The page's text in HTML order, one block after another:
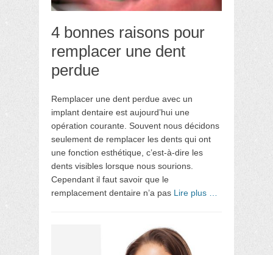
4 bonnes raisons pour
remplacer une dent
perdue
Remplacer une dent perdue avec un
implant dentaire est aujourd’hui une
opération courante. Souvent nous décidons
seulement de remplacer les dents qui ont
une fonction esthétique, c’est-à-dire les
dents visibles lorsque nous sourions.
Cependant il faut savoir que le
remplacement dentaire n’a pas Lire plus …